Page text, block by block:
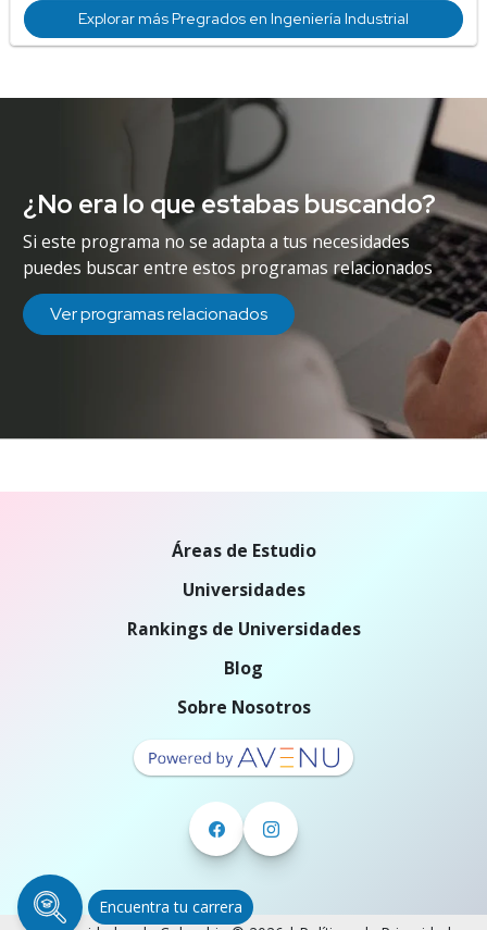
Explorar más Pregrados en Ingeniería Industrial
¿No era lo que estabas buscando?
Si este programa no se adapta a tus necesidades
puedes buscar entre estos programas relacionados
Ver programas relacionados
Encuentra tu carrera
Áreas de Estudio
Universidades
Rankings de Universidades
Blog
Sobre Nosotros